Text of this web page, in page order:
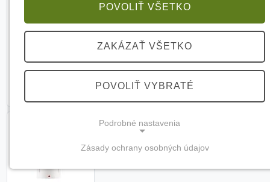
POVOLIŤ VŠETKO
ZAKÁZAŤ VŠETKO
POVOLIŤ VYBRATÉ
Podrobné nastavenia
(vždy aktívne, nemožno vypnúť)
Zásady ochrany osobných údajov